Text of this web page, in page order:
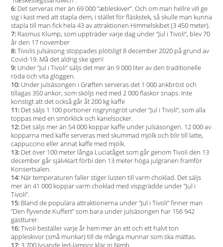
6:Det serveras mer än 69 000 ”æbleskiver”. Och om man hellre vill ge
sig i kast med att stapla dem, i stället för fläskstek, så skulle man kunna
stapla till man fick hela 43 av attraktionen Himmelskibet (3 450 meter).
7:Rasmus Klump, som uppträder varje dag under ”Jul i Tivoli”, blev 70
år den 17 november
8:Tivolis julsäsong stoppades plötsligt 8 december 2020 på grund av
Covid-19. Må det aldrig ske igen!
9:Under ”Jul i Tivoli” säljs det mer än 9 000 liter av den traditionelle
röda och vita glöggen.
10:Under julsäsongen i Grøften serveras det 1 000 ankbröst och
tillagas 350 ankor, som sköljs ned med 2 000 flaskor snaps. Inte
konstigt att det också går åt 200 kg kaffe
11:Det säljs 1 100 portioner risgrynsgröt under ”Jul i Tivoli”, som alla
toppas med en smörklick och kanelsocker.
12:Det säljs mer än 54 000 koppar kaffe under julsäsongen. 12 000 av
kopparna med kaffe serveras med skummad mjölk och blir till latte,
cappuccino eller annat kaffe med mjölk.
13:Det över 100 meter långa Luciatåget som går genom Tivoli den 13
december går självklart förbi den 13 meter höga julgranen framför
Konsertsalen.
14:När temperaturen faller stiger lusten till varm choklad. Det säljs
mer än 41 000 koppar varm choklad med vispgrädde under ”Jul i
Tivoli”.
15:Bland de populära attraktionerna under ”Jul i Tivoli” finner man
”Den flyvende Kuffert” som bara under julsäsongen har 156 942
gästturer.
16:Tivoli beställer varje år hem mer än ett och ett halvt ton
äppleskivor (små munkar) till de många munnar som ska mättas.
17:3 700 lysande led-lampor klär in Nimb.